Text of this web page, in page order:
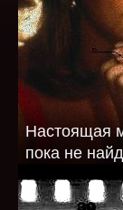
Настоящая
пока не